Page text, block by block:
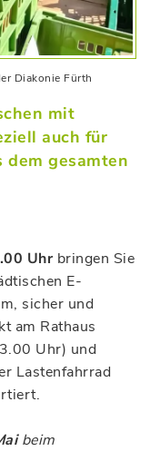
Diakonie Fürth
mit
auch für
dem gesamten
Uhr bringen Sie
E-
sicher und
am Rathaus
Uhr) und
Lastenfahrrad
beim